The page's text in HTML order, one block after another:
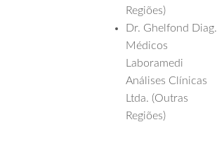
Regiões)
Dr. Ghelfond Diag.
Médicos
Laboramedi
Análises Clínicas
Ltda. (Outras
Regiões)